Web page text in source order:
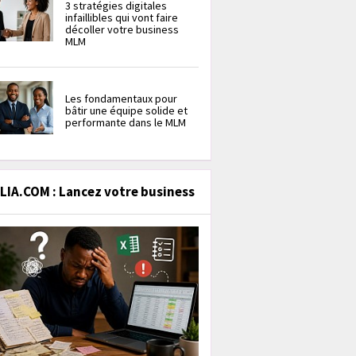
3 stratégies digitales
infaillibles qui vont faire
décoller votre business
MLM
Les fondamentaux pour
bâtir une équipe solide et
performante dans le MLM
: Lancez votre business